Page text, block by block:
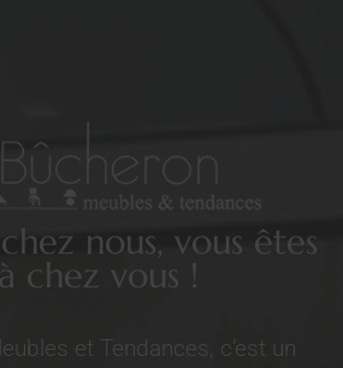
nous, vous êtes
chez vous !
et Tendances, c’est un